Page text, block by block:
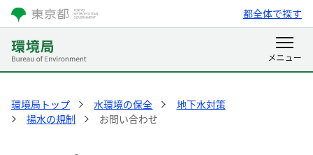
都全体で探す
環境局トップ 水環境の保全
地下水対策
揚水の規制
お問い合わせ